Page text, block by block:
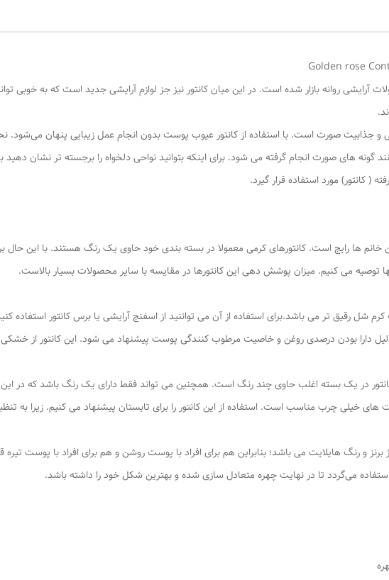
آرایشی روانه بازار شده است. در این میان کانتور نیز جز لوازم آرایشی جدید است که به
جذابیت صورت است. با استفاده از کانتور عیوب پوست بدون انجام عمل زیبایی پنهان می‌شود.
های صورت انجام گرفته می شود. برای اینکه بتوانید نواحی دلخواه را برجسته تر نشان
( کانتور) مورد استفاده قرار گیرد.
ها رایج است. کانتورهای کرمی معمولا در بسته بندی خود حاوی یک رنگ هستند. با این حال
توصیه می کنیم. میزان پوشش دهی این کانتورها در مقایسه با سایر محصولات بسیار بالاست.
کرم شل رقیق تر می باشد.برای استفاده از آن می تواننید از اسفنج آرایشی یا برس کانتور
دارا بودن درصدی روغن و خاصیت مرطوب کنندگی پوست پیشنهاد می شود. این کانتور از
در یک بسته اغلب حاوی چند رنگ است. همچنین می تواند فقط دارای یک رنگ باشد که در
های خیلی چرب مناسب است. استفاده از این کانتور را برای تابستان پیشنهاد می کنیم. زیرا
دو تناژ برنز و رنگ هایلایت می باشد؛ بنابراین هم برای افراد با پوست روشن و هم برای افراد با پوست